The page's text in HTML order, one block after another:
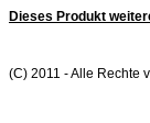
Dieses Produkt
(C) 2011 - Alle Rechte